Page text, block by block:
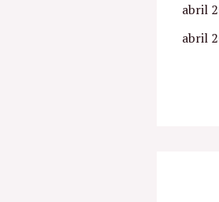
abril
abril